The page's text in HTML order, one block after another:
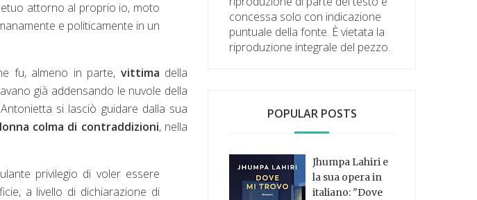
attorno al proprio io, moto
e politicamente in un
fu, almeno in parte, vittima della
già addensando le nuvole della
si lasciò guidare dalla sua
colma di contraddizioni, nella
privilegio di voler essere
a livello di dichiarazione di
concessa solo con indicazione
puntuale della fonte. È vietata la
riproduzione integrale del pezzo.
POPULAR POSTS
Jhumpa Lahiri e
la sua opera in
italiano: "Dove